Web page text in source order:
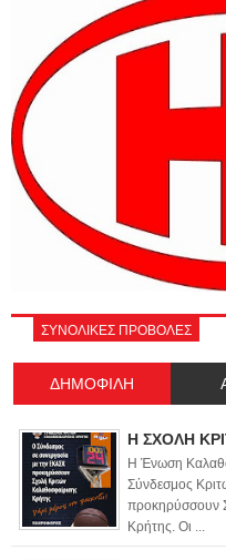
ΣΥΝΟΛΙΚΕΣ ΠΡΟΒΟΛΕΣ
ΔΗΜΟΦΙΛΗ
Η ΣΧΟΛΗ
Η Ένωση
Σύνδεσμος
προκηρύσσουν
Κρήτης. Οι ...